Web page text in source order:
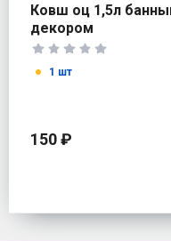
Ковш оц 1,5л
декором
1 шт
150 ₽